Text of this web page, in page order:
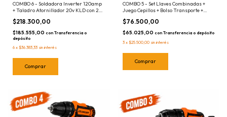
COMBO 6 - Soldadora Inverter 120amp
+ Taladro Atornillador 20v KLD con 2
Baterias y Cargador + Mechas y puntas
$218.300,00
$185.555,00 con Transferencia o
depósito
6 x $36.383,33 sin interés
COMBO 5 - Set Llaves Combinadas +
Juego Cepillos + Bolso Transporte +
Chaleco Portaherramientas
$76.500,00
$65.025,00 con Transferencia o depósito
3 x $25.500,00 sin interés